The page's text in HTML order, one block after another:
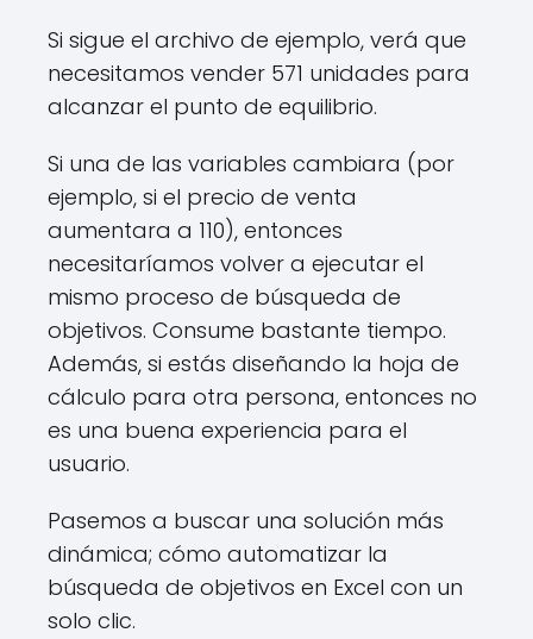
Si sigue el archivo de ejemplo, verá que
necesitamos vender 571 unidades para
alcanzar el punto de equilibrio.
Si una de las variables cambiara (por
ejemplo, si el precio de venta
aumentara a 110), entonces
necesitaríamos volver a ejecutar el
mismo proceso de búsqueda de
objetivos. Consume bastante tiempo.
Además, si estás diseñando la hoja de
cálculo para otra persona, entonces no
es una buena experiencia para el
usuario.
Pasemos a buscar una solución más
dinámica; cómo automatizar la
búsqueda de objetivos en Excel con un
solo clic.